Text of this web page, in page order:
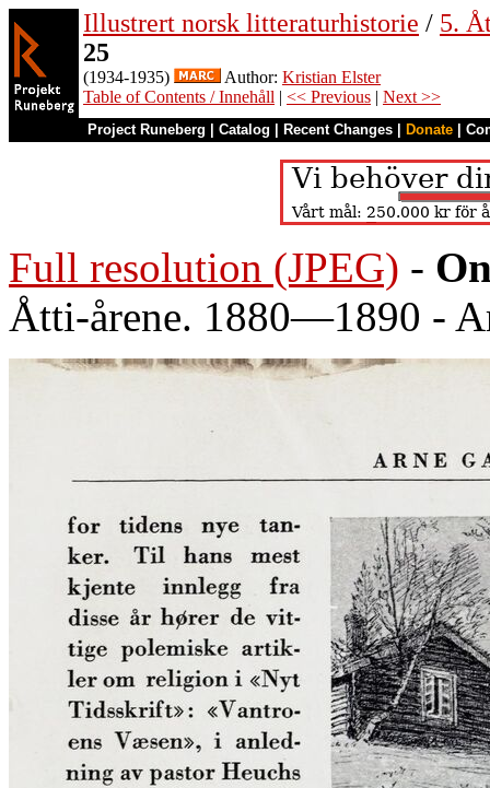
Illustrert norsk litteraturhistorie / 5.
25
(1934-1935) Author: Kristian Elster
Table of Contents / Innehåll | << Previous | Next >>
Project Runeberg Catalog Recent Changes Donate
Full resolution (JPEG) -
Åtti-årene. 1880—1890 -